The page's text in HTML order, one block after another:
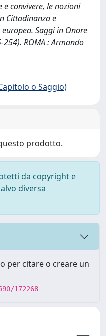
e convivere, le nozioni
Cittadinanza e
Saggi in Onore
ROMA : Armando
o Saggio)
prodotto.
da copyright e
diversa
per citare o creare un
172268